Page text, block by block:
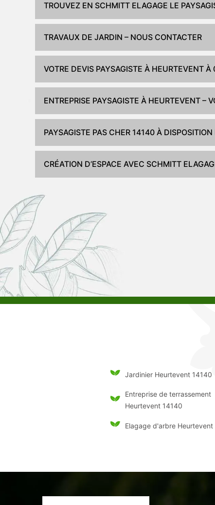
TROUVEZ EN SCHMITT ELAGAGE LE
TRAVAUX DE JARDIN – NOUS CONTACTER
VOTRE DEVIS PAYSAGISTE À HEURTEVENT À
ENTREPRISE PAYSAGISTE À HEURTEVENT –
PAYSAGISTE PAS CHER 14140 À
CRÉATION D’ESPACE AVEC SCHMITT
Jardinier Heurtevent 14140
Entreprise de terrassement
Heurtevent 14140
Elagage d'arbre Heurtevent